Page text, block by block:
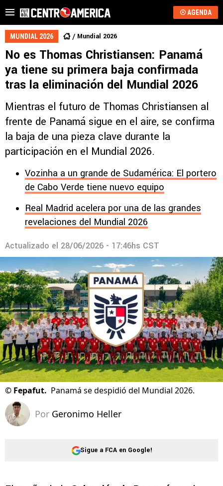
AGENDA
MUNDIAL 2026 Mundial 2026
No es Thomas Christiansen: Panamá
ya tiene su primera baja confirmada
tras la eliminación del Mundial 2026
Mientras el futuro de Thomas Christiansen al
frente de Panamá sigue en el aire, se confirma
la baja de una pieza clave durante la
participación en el Mundial 2026.
Vozinha a un grande de Sudamérica: El portero
de Cabo Verde tiene nuevo equipo
Real Madrid acelera por una de las grandes
revelaciones del Mundial 2026
Actualizado el 28/06/2026 - 17:46hs CST
© Fepafut. Panamá se despidió del Mundial 2026.
Por Geronimo Heller
Sigue a FCA en Google!